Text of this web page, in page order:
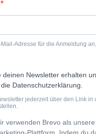
Adresse für die Anmeldung
deinen Newsletter erhalten
Datenschutzerklärung.
jederzeit über den Link in
verwenden Brevo als unsere